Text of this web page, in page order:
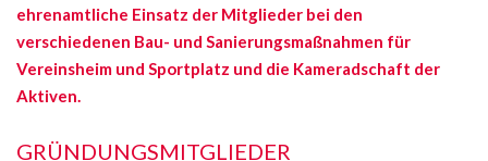
ehrenamtliche Einsatz der Mitglieder bei den
verschiedenen Bau- und Sanierungsmaßnahmen für
Vereinsheim und Sportplatz und die Kameradschaft der
Aktiven.
GRÜNDUNGSMITGLIEDER